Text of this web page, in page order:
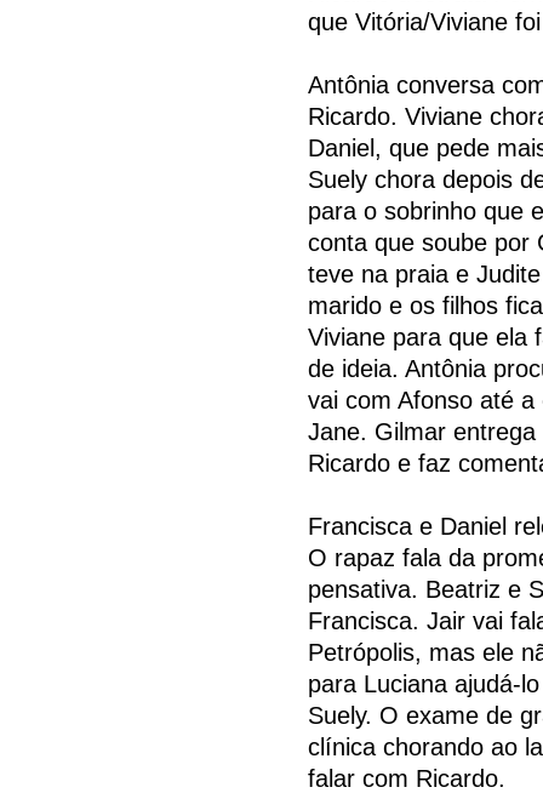
que Vitória/Viviane
Antônia conversa
Ricardo. Viviane
Daniel, que pede
Suely chora depois
para o sobrinho que
conta que soube por
teve na praia e
marido e os filhos
Viviane para que ela
de ideia. Antônia
vai com Afonso até
Jane. Gilmar
Ricardo e faz
Francisca e Daniel
O rapaz fala da
pensativa. Beatriz e
Francisca. Jair vai
Petrópolis, mas ele
para Luciana ajudá-
Suely. O exame de
clínica chorando ao
falar com Ricardo.